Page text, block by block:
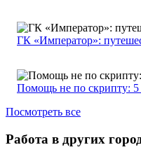
ГК «Император»:
Помощь не по скрипту: 5
Посмотреть все
Работа в других